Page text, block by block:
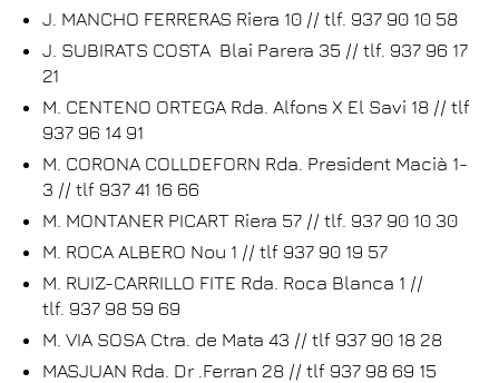
J. MANCHO FERRERAS Riera 10 // tlf. 937 90 10 58
J. SUBIRATS COSTA Blai Parera 35 // tlf. 937 96 17
21
M. CENTENO ORTEGA Rda. Alfons X El Savi 18 // tlf
937 96 14 91
M. CORONA COLLDEFORN Rda. President Macià 1-
3 // tlf 937 41 16 66
M. MONTANER PICART Riera 57 // tlf. 937 90 10 30
M. ROCA ALBERO Nou 1 // tlf 937 90 19 57
M. RUIZ-CARRILLO FITE Rda. Roca Blanca 1 //
tlf. 937 98 59 69
M. VIA SOSA Ctra. de Mata 43 // tlf 937 90 18 28
MASJUAN Rda. Dr .Ferran 28 // tlf 937 98 69 15